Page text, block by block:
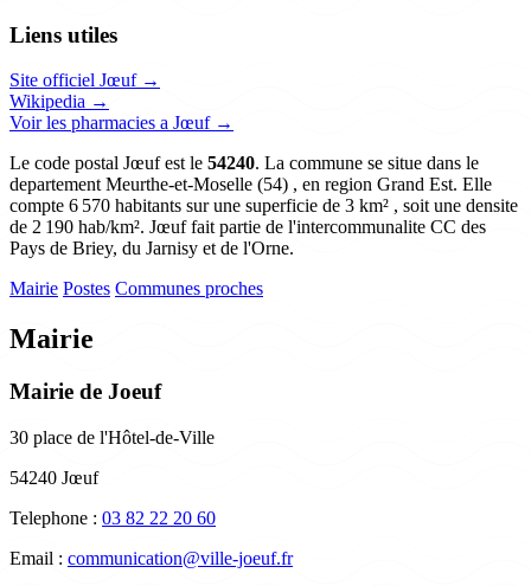
Liens utiles
Site officiel Jœuf →
Wikipedia →
Voir les pharmacies a Jœuf →
Le code postal Jœuf est le 54240. La commune se situe dans le
departement Meurthe-et-Moselle (54) , en region Grand Est. Elle
compte 6 570 habitants sur une superficie de 3 km² , soit une densite
de 2 190 hab/km². Jœuf fait partie de l'intercommunalite CC des
Pays de Briey, du Jarnisy et de l'Orne.
Mairie Postes Communes proches
Mairie
Mairie de Joeuf
30 place de l'Hôtel-de-Ville
54240 Jœuf
Telephone : 03 82 22 20 60
Email : communication@ville-joeuf.fr